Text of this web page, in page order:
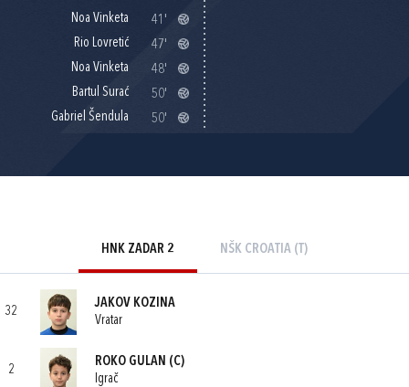
Noa Vinketa
41'
Rio Lovretić
47'
Noa Vinketa
48'
Bartul Surać
50'
Gabriel Šendula
50'
HNK ZADAR 2 NŠK CROATIA (T)
32
JAKOV KOZINA
Vratar
2
ROKO GULAN (C)
Igrač